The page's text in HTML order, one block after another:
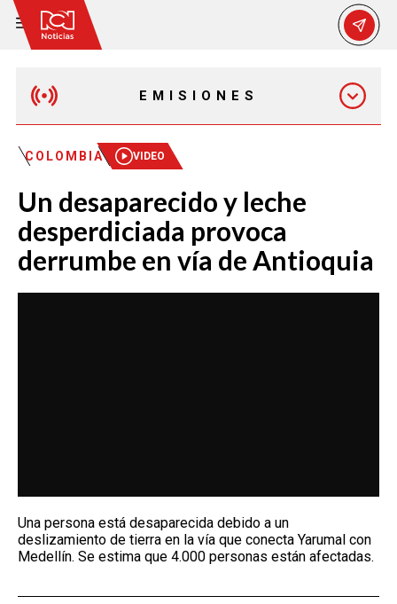
EMISIONES
MAÑANA EXPRESS
EMISIÓN 12:30 PM
EMISIÓN 7:00 PM
COLOMBIA VIDEO
Un desaparecido y leche
desperdiciada provoca
derrumbe en vía de Antioquia
Una persona está desaparecida debido a un
deslizamiento de tierra en la vía que conecta Yarumal con
Medellín. Se estima que 4.000 personas están afectadas.